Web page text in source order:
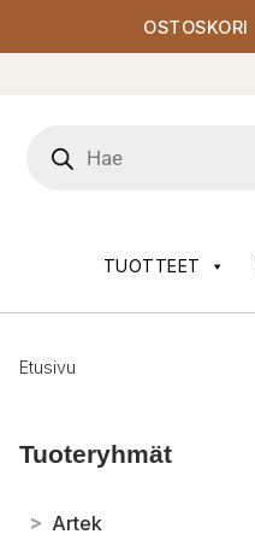
OSTOSKORI
search
TUOTTEET
Etusivu
Tuoteryhmät
> Artek